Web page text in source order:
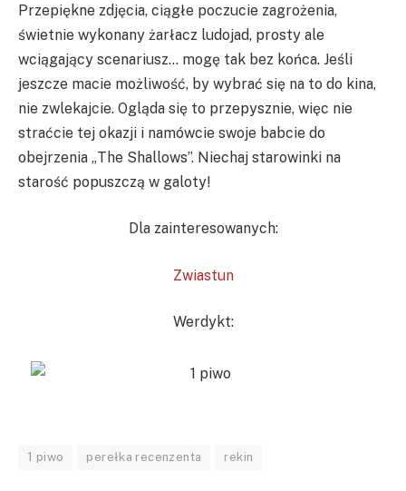
Przepiękne zdjęcia, ciągłe poczucie zagrożenia,
świetnie wykonany żarłacz ludojad, prosty ale
wciągający scenariusz… mogę tak bez końca. Jeśli
jeszcze macie możliwość, by wybrać się na to do kina,
nie zwlekajcie. Ogląda się to przepysznie, więc nie
straćcie tej okazji i namówcie swoje babcie do
obejrzenia „The Shallows”. Niechaj starowinki na
starość popuszczą w galoty!
Dla zainteresowanych:
Zwiastun
Werdykt:
1 piwo perełka recenzenta rekin